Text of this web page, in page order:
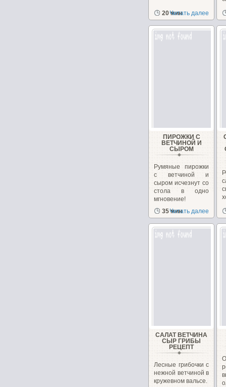
20 мин
Читать далее
ПИРОЖКИ С
ВЕТЧИНОЙ И
СЫРОМ
Румяные пирожки
с ветчиной и
сыром исчезнут со
стола в одно
мгновение!
35 мин
Читать далее
САЛАТ ВЕТЧИНА
СЫР ГРИБЫ
РЕЦЕПТ
Лесные грибочки с
нежной ветчиной в
кружевном вальсе.